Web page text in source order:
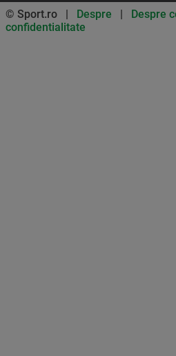
© Sport.ro | Despre | Despre
confidentialitate